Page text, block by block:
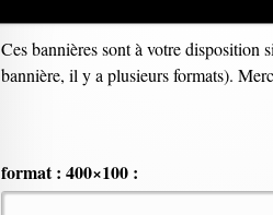
Ces bannières sont à votre disposition
bannière, il y a plusieurs formats).
format : 400×100 :